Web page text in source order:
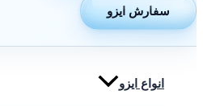
سفارش ایزو
انواع ایزو